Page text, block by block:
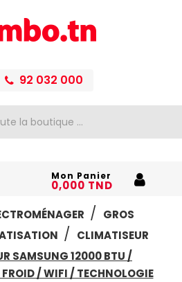
92 032 000
Mon Panier
0,000 TND
GROS
CLIMATISEUR
SAMSUNG 12000 BTU /
/ WIFI / TECHNOLOGIE